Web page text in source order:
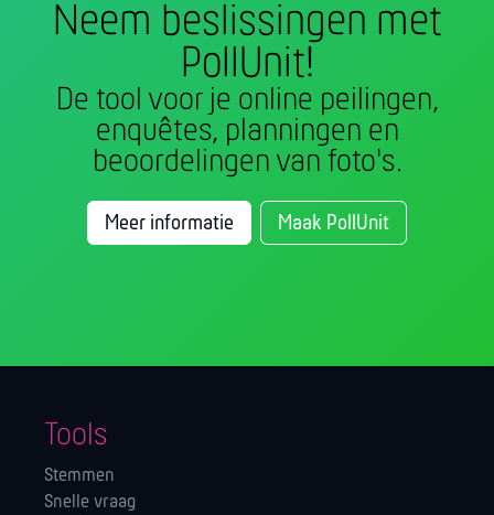
Neem beslissingen met
PollUnit!
De tool voor je online peilingen,
enquêtes, planningen en
beoordelingen van foto's.
Meer informatie Maak PollUnit
Tools
Stemmen
Snelle vraag